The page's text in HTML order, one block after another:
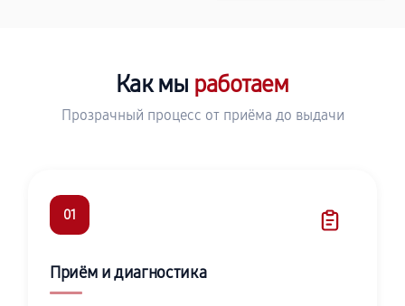
Как мы работаем
Прозрачный процесс от приёма до выдачи
01
Приём и диагностика